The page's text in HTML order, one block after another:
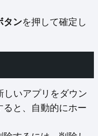
タンを押して確定し
しいアプリをダウン
ると、自動的にホー